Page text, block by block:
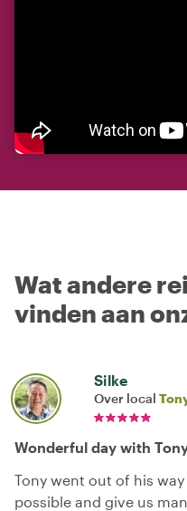
Wat andere
vinden aan
Silke
Over local
Wonderful day with
Tony went out of his
possible and give us